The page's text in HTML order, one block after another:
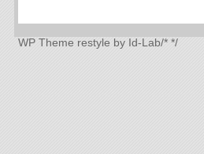
WP Theme restyle by Id-Lab/* */